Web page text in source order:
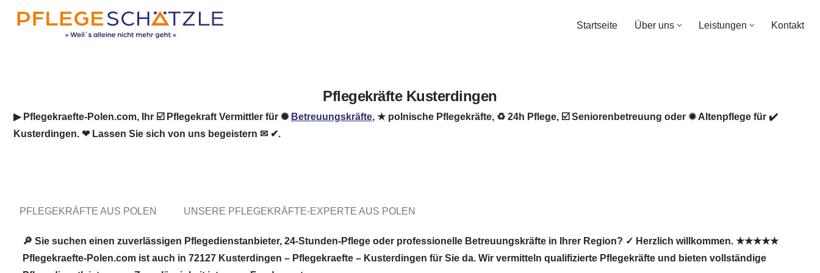
Startseite Über uns Leistungen Kontakt
Pflegekräfte Kusterdingen
▶︎ Pflegekraefte-Polen.com, Ihr ☑️ Pflegekraft Vermittler für ✺ Betreuungskräfte, ★ polnische Pflegekräfte, ♻ 24h Pflege, ☑️ Seniorenbetreuung oder ✹ Altenpflege für ✔️
Kusterdingen. ❤ Lassen Sie sich von uns begeistern ✉ ✔.
PFLEGEKRÄFTE AUS POLEN UNSERE PFLEGEKRÄFTE-EXPERTE AUS POLEN
🔎 Sie suchen einen zuverlässigen Pflegedienstanbieter, 24-Stunden-Pflege oder professionelle Betreuungskräfte in Ihrer Region? ✓ Herzlich willkommen. ★★★★★
Pflegekraefte-Polen.com ist auch in 72127 Kusterdingen – Pflegekraefte – Kusterdingen für Sie da. Wir vermitteln qualifizierte Pflegekräfte und bieten vollständige